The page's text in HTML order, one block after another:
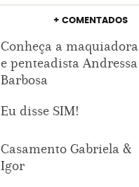
+ COMENTADOS
Conheça a maquiadora
e penteadista Andressa
Barbosa
Eu disse SIM!
Casamento Gabriela &
Igor